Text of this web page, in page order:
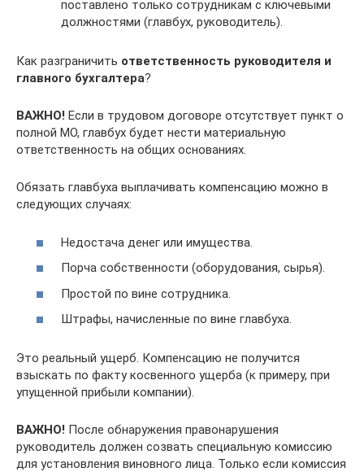
поставлено только сотрудникам с ключевыми
должностями (главбух, руководитель).
Как разграничить ответственность руководителя и
главного бухгалтера?
ВАЖНО! Если в трудовом договоре отсутствует пункт о
полной МО, главбух будет нести материальную
ответственность на общих основаниях.
Обязать главбуха выплачивать компенсацию можно в
следующих случаях:
Недостача денег или имущества.
Порча собственности (оборудования, сырья).
Простой по вине сотрудника.
Штрафы, начисленные по вине главбуха.
Это реальный ущерб. Компенсацию не получится
взыскать по факту косвенного ущерба (к примеру, при
упущенной прибыли компании).
ВАЖНО! После обнаружения правонарушения
руководитель должен созвать специальную комиссию
для установления виновного лица. Только если комиссия